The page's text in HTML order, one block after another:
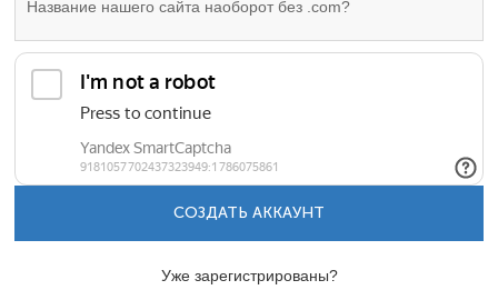
СОЗДАТЬ АККАУНТ
Уже зарегистрированы?